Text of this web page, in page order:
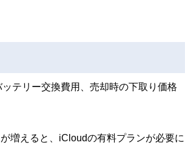
テリー交換費用、売却時の下取り価格
増えると、iCloudの有料プランが必要に